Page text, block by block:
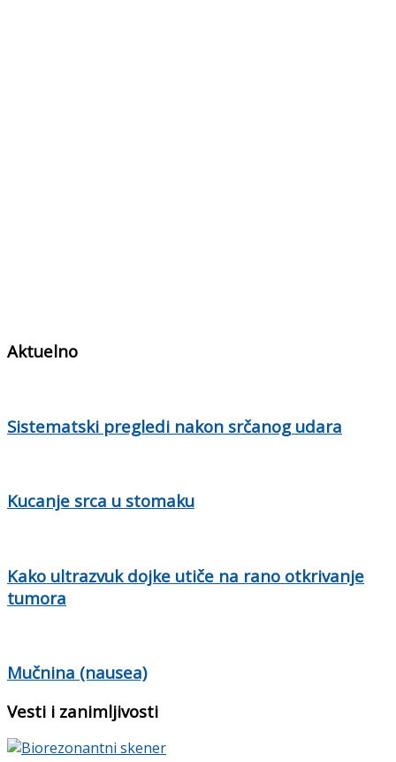
Aktuelno
Sistematski pregledi nakon srčanog udara
Kucanje srca u stomaku
Kako ultrazvuk dojke utiče na rano otkrivanje
tumora
Mučnina (nausea)
Vesti i zanimljivosti